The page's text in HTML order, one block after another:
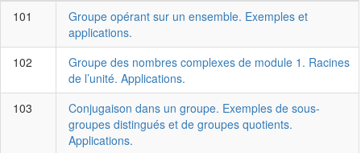
101
Groupe opérant sur un ensemble. Exemples et
applications.
102
Groupe des nombres complexes de module 1. Racines
de l’unité. Applications.
103
Conjugaison dans un groupe. Exemples de sous-
groupes distingués et de groupes quotients.
Applications.